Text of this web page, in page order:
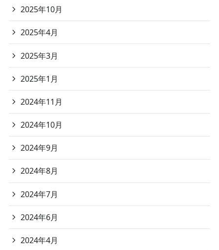
2025年10月
2025年4月
2025年3月
2025年1月
2024年11月
2024年10月
2024年9月
2024年8月
2024年7月
2024年6月
2024年4月